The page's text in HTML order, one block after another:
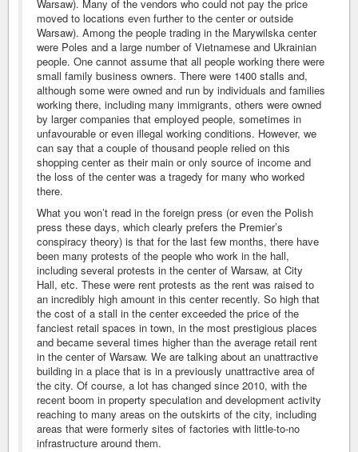
Warsaw). Many of the vendors who could not pay the price
moved to locations even further to the center or outside
Warsaw). Among the people trading in the Marywilska center
were Poles and a large number of Vietnamese and Ukrainian
people. One cannot assume that all people working there were
small family business owners. There were 1400 stalls and,
although some were owned and run by individuals and families
working there, including many immigrants, others were owned
by larger companies that employed people, sometimes in
unfavourable or even illegal working conditions. However, we
can say that a couple of thousand people relied on this
shopping center as their main or only source of income and
the loss of the center was a tragedy for many who worked
there.
What you won’t read in the foreign press (or even the Polish
press these days, which clearly prefers the Premier’s
conspiracy theory) is that for the last few months, there have
been many protests of the people who work in the hall,
including several protests in the center of Warsaw, at City
Hall, etc. These were rent protests as the rent was raised to
an incredibly high amount in this center recently. So high that
the cost of a stall in the center exceeded the price of the
fanciest retail spaces in town, in the most prestigious places
and became several times higher than the average retail rent
in the center of Warsaw. We are talking about an unattractive
building in a place that is in a previously unattractive area of
the city. Of course, a lot has changed since 2010, with the
recent boom in property speculation and development activity
reaching to many areas on the outskirts of the city, including
areas that were formerly sites of factories with little-to-no
infrastructure around them.